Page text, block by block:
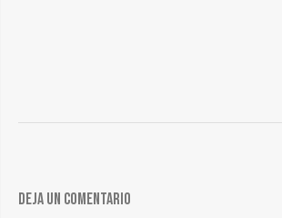
DEJA UN COMENTARIO